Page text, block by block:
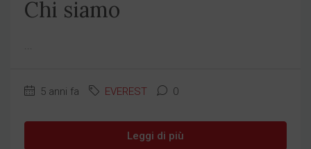
Chi siamo
...
5 anni fa EVEREST 0
Leggi di più